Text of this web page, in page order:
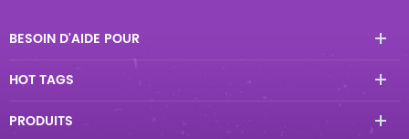
BESOIN D'AIDE POUR
HOT TAGS
PRODUITS